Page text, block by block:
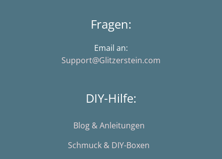
Fragen:
Email an:
Support@Glitzerstein.com
DIY-Hilfe:
Blog & Anleitungen
Schmuck & DIY-Boxen